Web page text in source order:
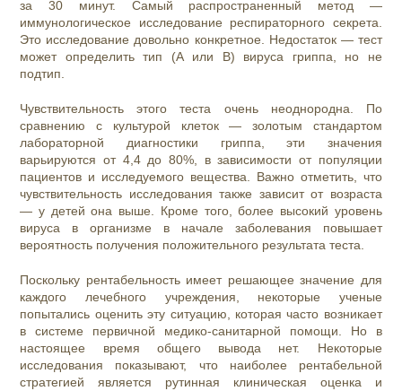
за 30 минут. Самый распространенный метод —
иммунологическое исследование респираторного секрета.
Это исследование довольно конкретное. Недостаток — тест
может определить тип (А или В) вируса гриппа, но не
подтип.
Чувствительность этого теста очень неоднородна. По
сравнению с культурой клеток — золотым стандартом
лабораторной диагностики гриппа, эти значения
варьируются от 4,4 до 80%, в зависимости от популяции
пациентов и исследуемого вещества. Важно отметить, что
чувствительность исследования также зависит от возраста
— у детей она выше. Кроме того, более высокий уровень
вируса в организме в начале заболевания повышает
вероятность получения положительного результата теста.
Поскольку рентабельность имеет решающее значение для
каждого лечебного учреждения, некоторые ученые
попытались оценить эту ситуацию, которая часто возникает
в системе первичной медико-санитарной помощи. Но в
настоящее время общего вывода нет. Некоторые
исследования показывают, что наиболее рентабельной
стратегией является рутинная клиническая оценка и